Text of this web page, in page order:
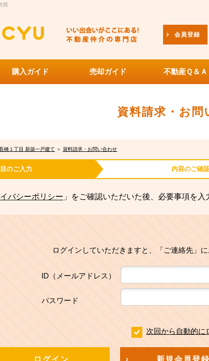
買
会員登録
購入ガイド 売却ガイド 不動産Ｑ＆Ａ
資料請求・お問
橋１丁目 新築一戸建て ＞ 資料請求・お問い合わせ
のご入力 内容のご確
バシーポリシー 」をご確認いただいた後、必要事項を
ログインしていただきますと、「ご連絡先」
ID（メールアドレス）
パスワード
次回から自動的に
ログイン 新規会員登録